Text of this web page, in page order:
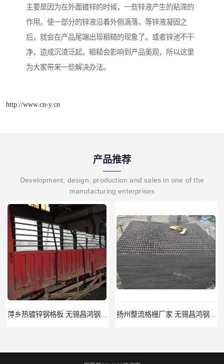
主要是因为在外面镀锌的时候，一些锌液产生的粘滞的
作用。使一部分的锌液沿着外侧滴落，等锌液凝固之
后，就会在产品尾端出现粗糙的现象了。或者锌池不干
净，造成沉渣泛起。粗糙会影响到产品美观，所以这里
为大家带来一些解决办法。
http://www.cn-y.cn
产品推荐
Development, design, production and sales in one of the
manufacturing enterprises
萍乡热镀锌钢格板 无锡昌鸿钢格板有限公司 扬州整流格栅厂家 无锡昌鸿钢格板有限公司